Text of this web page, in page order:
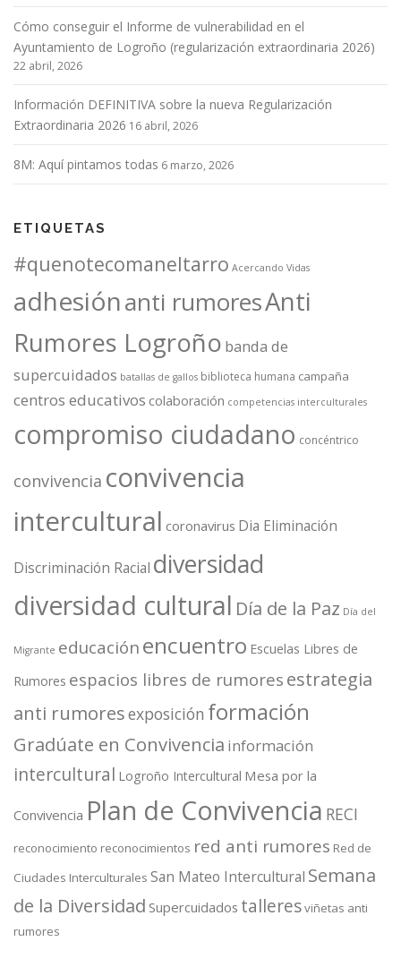
Cómo conseguir el Informe de vulnerabilidad en el
Ayuntamiento de Logroño (regularización extraordinaria 2026)
22 abril, 2026
Información DEFINITIVA sobre la nueva Regularización
Extraordinaria 2026 16 abril, 2026
8M: Aquí pintamos todas 6 marzo, 2026
ETIQUETAS
#quenotecomaneltarro Acercando Vidas
adhesiónanti rumoresAnti
Rumores Logroño banda de
supercuidados batallas de gallos biblioteca humana campaña
centros educativos colaboración competencias interculturales
compromiso ciudadano concéntrico
convivencia convivencia
intercultural coronavirus Dia Eliminación
Discriminación Racial diversidad
diversidad cultural Día de la Paz Día del
Migrante educaciónencuentro Escuelas Libres de
Rumores espacios libres de rumores estrategia
anti rumoresexposición formación
Gradúate en Convivencia información
intercultural Logroño Intercultural Mesa por la
Convivencia Plan de Convivencia RECI
reconocimiento reconocimientos red anti rumores Red de
Ciudades Interculturales San Mateo Intercultural Semana
de la Diversidad Supercuidados talleresviñetas anti
rumores